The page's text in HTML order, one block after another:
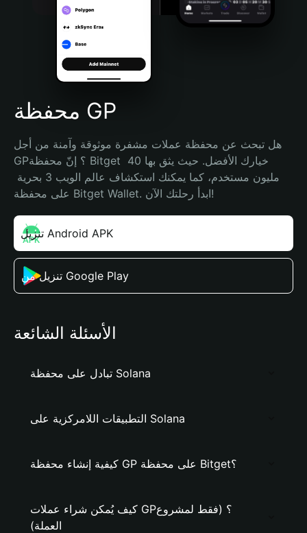
Português (Brasil)
Español (Argentina)
محفظة GP
هل تبحث عن محفظة عملات مشفرة موثوقة وآمنة من أجل
GP؟ إنّ محفظة Bitget خيارك الأفضل. حيث يثق بها 40
على محفظة Bitget Wallet. ابدأ رحلتك الآن!
تنزيل Android APK
تنزيل من Google Play
الأسئلة الشائعة
تبادل على محفظة Solana
التطبيقات اللامركزية على Solana
كيفية إنشاء محفظة GP على محفظة Bitget؟
كيف يُمكن شراء عملات GP؟ (فقط لمشروع
العملة)